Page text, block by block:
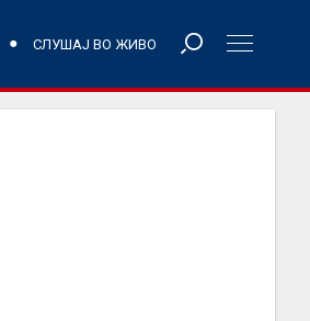
СЛУШАЈ ВО ЖИВО